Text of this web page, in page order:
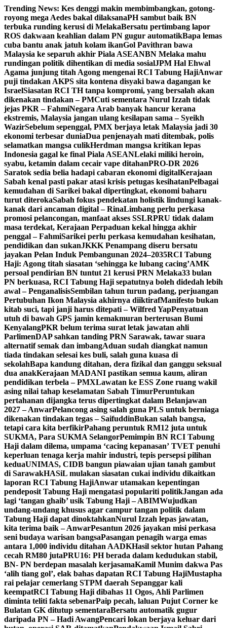
Skip
to
content
Trending News: Kes denggi makin membimbangkan, gotong-
royong mega Aedes bakal dilaksanaPH sambut baik BN
terbuka runding kerusi di MelakaBersatu pertimbang lapor
ROS dakwaan keahlian dalam PN gugur automatikBapa lemas
cuba bantu anak jatuh kolam ikanGol Pavithran bawa
Malaysia ke separuh akhir Piala ASEANBN Melaka mahu
rundingan politik dihentikan di media sosialJPM Hal Ehwal
Agama junjung titah Agong mengenai RCI Tabung HajiAnwar
puji tindakan AKPS sita kontena disyaki bawa dagangan ke
IsraelSiasatan RCI TH tanpa kompromi, yang bersalah akan
dikenakan tindakan – PMCuti sementara Nurul Izzah tidak
jejas PKR – FahmiNegara Arab banyak hancur kerana
ekstremis, Malaysia jangan ulang kesilapan sama – Syeikh
WazirSebelum sepenggal, PMX berjaya letak Malaysia jadi 30
ekonomi terbesar duniaDua penjenayah mati ditembak, polis
selamatkan mangsa culikHerdman mangsa kritikan lepas
Indonesia gagal ke final Piala ASEANLelaki miliki heroin,
syabu, ketamin dalam cecair vape ditahanPRO-DR 2026
Saratok sedia belia hadapi cabaran ekonomi digitalKerajaan
Sabah kenal pasti pakar atasi krisis petugas kesihatanPelbagai
kemudahan di Sarikei bakal dipertingkat, ekonomi baharu
turut diterokaSabah fokus pendekatan holistik lindungi kanak-
kanak dari ancaman digital – RinaLimbang perlu perkasa
promosi pelancongan, manfaat akses SSLRPRU tidak dalam
masa terdekat, Kerajaan Perpaduan kekal hingga akhir
penggal – FahmiSarikei perlu perkasa kemudahan kesihatan,
pendidikan dan sukanJKKK Penampang diseru bersatu
jayakan Pelan Induk Pembangunan 2024–2035RCI Tabung
Haji: Agong titah siasatan ‘sehingga ke lubang cacing’AMK
persoal pendirian BN tuntut 21 kerusi PRN Melaka33 bulan
PN berkuasa, RCI Tabung Haji sepatutnya boleh didedah lebih
awal – PenganalisisSembilan tahun turun padang, perjuangan
Pertubuhan Ikon Malaysia akhirnya diiktirafManifesto bukan
kitab suci, tapi janji harus ditepati – Wilfred YapPenyatuan
utuh di bawah GPS jamin kemakmuran berterusan Bumi
KenyalangPKR belum terima surat letak jawatan ahli
ParlimenDAP sahkan tanding PRN Sarawak, tawar suara
alternatif semak dan imbangAduan sudah diangkat namun
tiada tindakan selesai kes buli, salah guna kuasa di
sekolahBapa kandung ditahan, dera fizikal dan ganggu seksual
dua anakKerajaan MADANI pastikan semua kaum, aliran
pendidikan terbela – PMXLawatan ke ESS Zone ruang wakil
asing nilai tahap keselamatan Sabah TimurPeruntukan
pertahanan dijangka terus dipertingkat dalam Belanjawan
2027 – AnwarPelancong asing salah guna PLS untuk berniaga
dikenakan tindakan tegas – SaifuddinBukan salah bangsa,
tetapi cara kita berfikirPahang peruntuk RM12 juta untuk
SUKMA, Para SUKMA SelangorPemimpin BN RCI Tabung
Haji dalam dilema, umpama ‘cacing kepanasan’ TVET penuhi
keperluan tenaga kerja mahir industri, tepis persepsi pilihan
keduaUNIMAS, CIDB bangun piawaian ujian tanah gambut
di SarawakHASiL mulakan siasatan cukai individu dikaitkan
laporan RCI Tabung HajiAnwar utamakan kepentingan
pendeposit Tabung Haji mengatasi populariti politikJangan ada
lagi ‘tangan ghaib’ usik Tabung Haji – ABIMWujudkan
undang-undang khusus agar campur tangan politik dalam
Tabung Haji dapat dinoktahkanNurul Izzah lepas jawatan,
kita terima baik – AnwarPesantun 2026 jayakan misi perkasa
seni budaya warisan bangsaPasangan penagih warga emas
antara 1,000 individu ditahan AADKHasil sektor hutan Pahang
cecah RM80 jutaPRU16: PH berada dalam kedudukan stabil,
BN- PN berdepan masalah kerjasamaKamil Munim dakwa Pas
‘alih tiang gol’, elak bahas dapatan RCI Tabung HajiMustapha
rai pelajar cemerlang STPM daerah Sepanggar kali
keempatRCI Tabung Haji dibahas 11 Ogos, Ahli Parlimen
diminta teliti fakta sebenarPaip pecah, laluan Pujut Corner ke
Bulatan GK ditutup sementaraBersatu automatik gugur
daripada PN – Hadi AwangPencari lokan berjaya keluar dari